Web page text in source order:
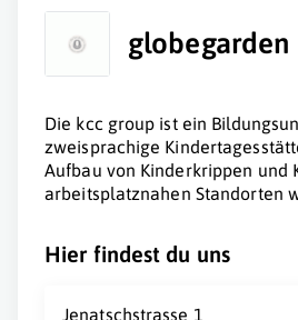
globegarden
Die kcc group ist ein
zweisprachige
Aufbau von Kinderkrippen und
arbeitsplatznahen Standorten
Hier findest du uns
Jenatschstrasse 1